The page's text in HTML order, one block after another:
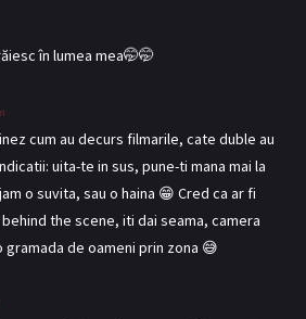
în lumea mea🤭🤭
cum au decurs filmarile, cate duble au
uita-te in sus, pune-ti mana mai la
o suvita, sau o haina 😁 Cred ca ar fi
the scene, iti dai seama, camera
de oameni prin zona 😅